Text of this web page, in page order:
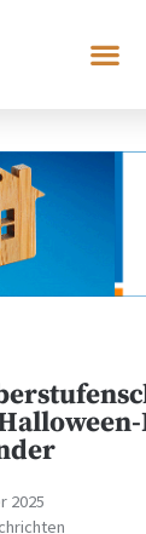
2025